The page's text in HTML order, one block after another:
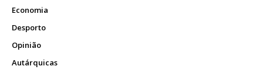
Economia
Desporto
Opinião
Autárquicas